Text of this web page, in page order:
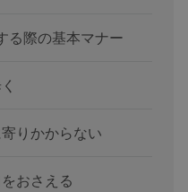
る際の基本マナー
りかからない
おさえる